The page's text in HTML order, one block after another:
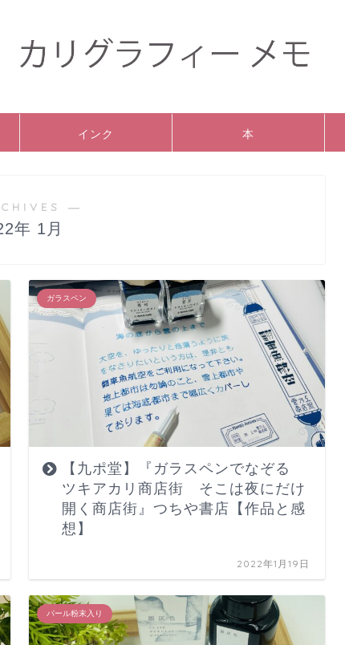
インク 本
―
年 1月
ガラスペン
【九ポ堂】『ガラスペンでなぞる
ツキアカリ商店街 そこは夜にだけ
開く商店街』つちや書店【作品と感
想】
2022年1月19日
パール粉末入り